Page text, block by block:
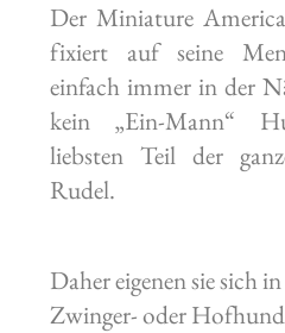
Der Miniature
fixiert auf seine
einfach immer in der
kein „Ein-Mann“
liebsten Teil der
Rudel.
Daher eigenen sie sich
Zwinger- oder